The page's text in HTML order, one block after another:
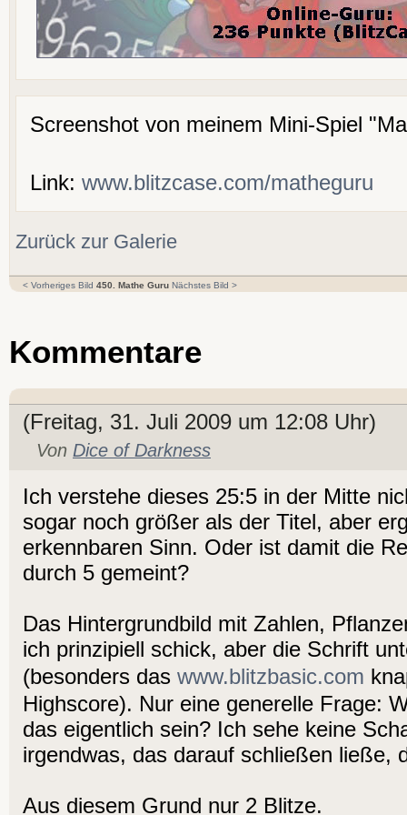
Screenshot von meinem Mini-Spiel
Link: www.blitzcase.com/matheguru
Zurück zur Galerie
< Vorheriges Bild 450. Mathe Guru Nächstes Bild >
Kommentare
(Freitag, 31. Juli 2009 um 12:08 Uhr)
Von Dice of Darkness
Ich verstehe dieses 25:5 in der Mitte
sogar noch größer als der Titel, aber
erkennbaren Sinn. Oder ist damit die
durch 5 gemeint?
Das Hintergrundbild mit Zahlen,
ich prinzipiell schick, aber die Schrift
(besonders das www.blitzbasic.com
Highscore). Nur eine generelle Frage:
das eigentlich sein? Ich sehe keine
irgendwas, das darauf schließen ließe,
Aus diesem Grund nur 2 Blitze.